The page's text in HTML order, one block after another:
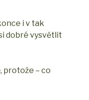
i v tak
dobré vysvětlit
protože – co